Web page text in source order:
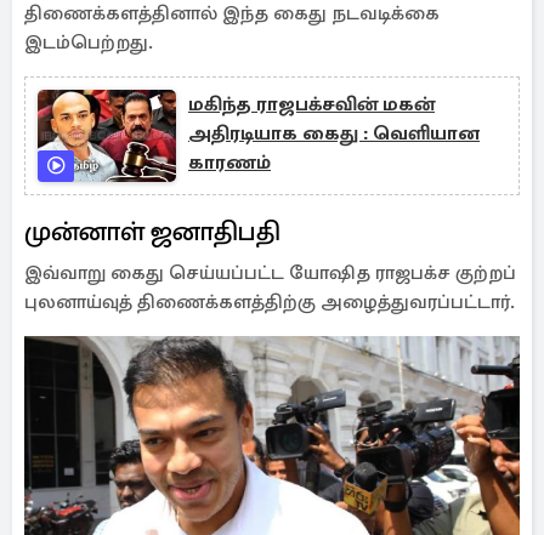
திணைக்களத்தினால் இந்த கைது நடவடிக்கை
இடம்பெற்றது.
மகிந்த ராஜபக்சவின் மகன்
அதிரடியாக கைது : வெளியான
காரணம்
முன்னாள் ஜனாதிபதி
இவ்வாறு கைது செய்யப்பட்ட யோஷித ராஜபக்ச குற்றப்
புலனாய்வுத் திணைக்களத்திற்கு அழைத்துவரப்பட்டார்.